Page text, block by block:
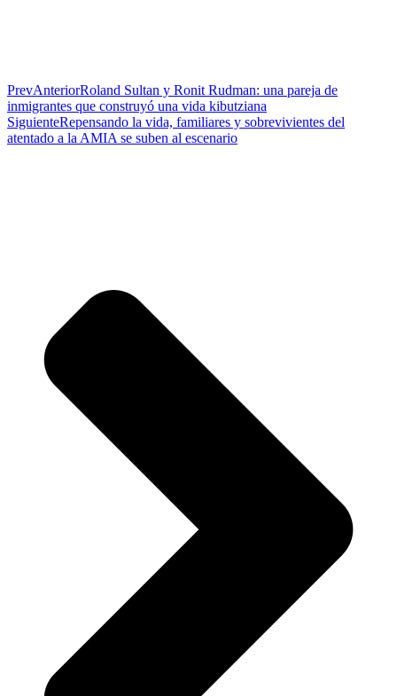
PrevAnteriorRoland Sultan y Ronit Rudman: una pareja de
inmigrantes que construyó una vida kibutziana
SiguienteRepensando la vida, familiares y sobrevivientes del
atentado a la AMIA se suben al escenario